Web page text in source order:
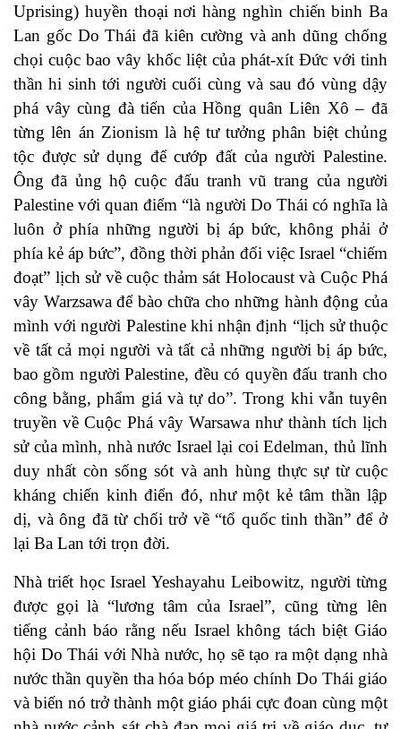
Uprising) huyền thoại nơi hàng nghìn chiến binh Ba
Lan gốc Do Thái đã kiên cường và anh dũng chống
chọi cuộc bao vây khốc liệt của phát-xít Đức với tinh
thần hi sinh tới người cuối cùng và sau đó vùng dậy
phá vây cùng đà tiến của Hồng quân Liên Xô – đã
từng lên án Zionism là hệ tư tưởng phân biệt chủng
tộc được sử dụng để cướp đất của người Palestine.
Ông đã ủng hộ cuộc đấu tranh vũ trang của người
Palestine với quan điểm “là người Do Thái có nghĩa là
luôn ở phía những người bị áp bức, không phải ở
phía kẻ áp bức”, đồng thời phản đối việc Israel “chiếm
đoạt” lịch sử về cuộc thảm sát Holocaust và Cuộc Phá
vây Warzsawa để bào chữa cho những hành động của
mình với người Palestine khi nhận định “lịch sử thuộc
về tất cả mọi người và tất cả những người bị áp bức,
bao gồm người Palestine, đều có quyền đấu tranh cho
công bằng, phẩm giá và tự do”. Trong khi vẫn tuyên
truyền về Cuộc Phá vây Warsawa như thành tích lịch
sử của mình, nhà nước Israel lại coi Edelman, thủ lĩnh
duy nhất còn sống sót và anh hùng thực sự từ cuộc
kháng chiến kinh điển đó, như một kẻ tâm thần lập
dị, và ông đã từ chối trở về “tổ quốc tinh thần” để ở
lại Ba Lan tới trọn đời.
Nhà triết học Israel Yeshayahu Leibowitz, người từng
được gọi là “lương tâm của Israel”, cũng từng lên
tiếng cảnh báo rằng nếu Israel không tách biệt Giáo
hội Do Thái với Nhà nước, họ sẽ tạo ra một dạng nhà
nước thần quyền tha hóa bóp méo chính Do Thái giáo
và biến nó trở thành một giáo phái cực đoan cùng một